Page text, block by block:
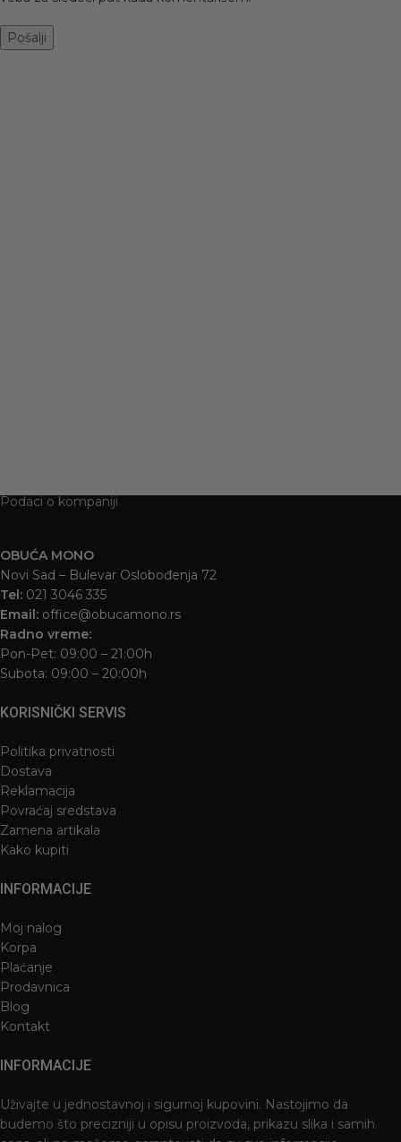
Podaci o kompaniji
OBUĆA MONO
Novi Sad – Bulevar Oslobođenja 72
Tel: 021 3046 335
Email: office@obucamono.rs
Radno vreme:
Pon-Pet: 09:00 – 21:00h
Subota: 09:00 – 20:00h
KORISNIČKI SERVIS
Politika privatnosti
Dostava
Reklamacija
Povraćaj sredstava
Zamena artikala
Kako kupiti
INFORMACIJE
Moj nalog
Korpa
Plaćanje
Prodavnica
Blog
Kontakt
INFORMACIJE
Uživajte u jednostavnoj i sigurnoj kupovini. Nastojimo da
budemo što precizniji u opisu proizvoda, prikazu slika i samih